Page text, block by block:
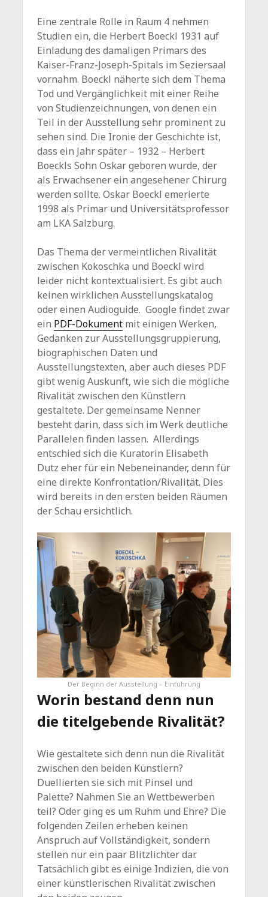
Eine zentrale Rolle in Raum 4 nehmen
Studien ein, die Herbert Boeckl 1931 auf
Einladung des damaligen Primars des
Kaiser-Franz-Joseph-Spitals im Seziersaal
vornahm. Boeckl näherte sich dem Thema
Tod und Vergänglichkeit mit einer Reihe
von Studienzeichnungen, von denen ein
Teil in der Ausstellung sehr prominent zu
sehen sind. Die Ironie der Geschichte ist,
dass ein Jahr später – 1932 – Herbert
Boeckls Sohn Oskar geboren wurde, der
als Erwachsener ein angesehener Chirurg
werden sollte. Oskar Boeckl emerierte
1998 als Primar und Universitätsprofessor
am LKA Salzburg.
Das Thema der vermeintlichen Rivalität
zwischen Kokoschka und Boeckl wird
leider nicht kontextualisiert. Es gibt auch
keinen wirklichen Ausstellungskatalog
oder einen Audioguide. Google findet zwar
ein PDF-Dokument mit einigen Werken,
Gedanken zur Ausstellungsgruppierung,
biographischen Daten und
Ausstellungstexten, aber auch dieses PDF
gibt wenig Auskunft, wie sich die mögliche
Rivalität zwischen den Künstlern
gestaltete. Der gemeinsame Nenner
besteht darin, dass sich im Werk deutliche
Parallelen finden lassen. Allerdings
entschied sich die Kuratorin Elisabeth
Dutz eher für ein Nebeneinander, denn für
eine direkte Konfrontation/Rivalität. Dies
wird bereits in den ersten beiden Räumen
der Schau ersichtlich.
Der Beginn der Ausstellung – Einführung
Worin bestand denn nun
die titelgebende Rivalität?
Wie gestaltete sich denn nun die Rivalität
zwischen den beiden Künstlern?
Duellierten sie sich mit Pinsel und
Palette? Nahmen Sie an Wettbewerben
teil? Oder ging es um Ruhm und Ehre? Die
folgenden Zeilen erheben keinen
Anspruch auf Vollständigkeit, sondern
stellen nur ein paar Blitzlichter dar.
Tatsächlich gibt es einige Indizien, die von
einer künstlerischen Rivalität zwischen